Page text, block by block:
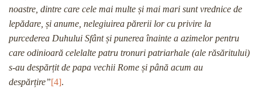
noastre, dintre care cele mai multe și mai mari sunt vrednice de
lepădare, și anume, nelegiuirea părerii lor cu privire la
purcederea Duhului Sfânt și punerea înainte a azimelor pentru
care odinioară celelalte patru tronuri patriarhale (ale răsăritului)
s-au despărțit de papa vechii Rome și până acum au
despărțire”[4].